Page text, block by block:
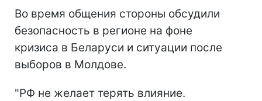
Во время общения стороны обсудили
безопасность в регионе на фоне
кризиса в Беларуси и ситуации после
выборов в Молдове.
"РФ не желает терять влияние.